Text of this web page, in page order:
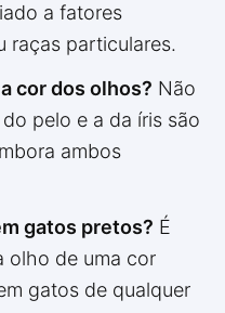
a fatores
raças particulares.
cor dos olhos? Não
pelo e a da íris são
ambos
gatos pretos? É
olho de uma cor
gatos de qualquer